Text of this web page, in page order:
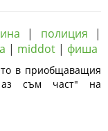
| полиция |
| middot | фиша
в приобщаващия
аз съм част" на